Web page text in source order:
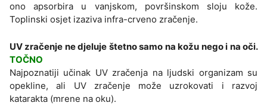
ono apsorbira u vanjskom, površinskom sloju kože.
Toplinski osjet izaziva infra-crveno zračenje.
UV zračenje ne djeluje štetno samo na kožu nego i na oči.
TOČNO
Najpoznatiji učinak UV zračenja na ljudski organizam su
opekline, ali UV zračenje može uzrokovati i razvoj
katarakta (mrene na oku).